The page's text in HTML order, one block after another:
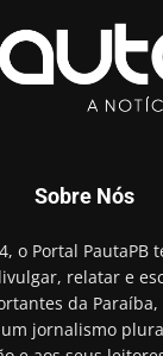
Sobre Nós
o Portal PautaPB
relatar e
da
jornalismo